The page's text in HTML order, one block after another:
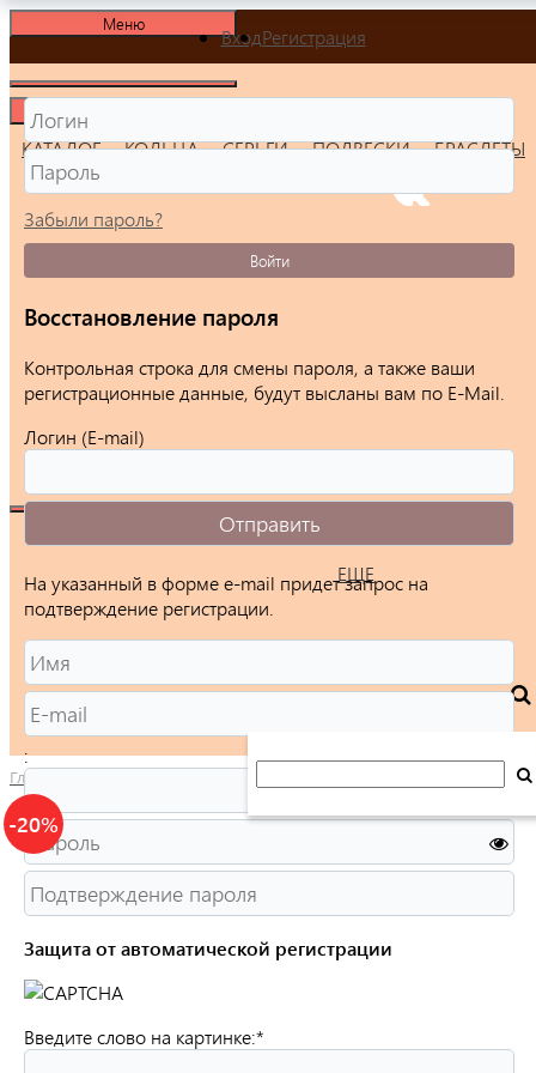
Меню
КАТАЛОГ КОЛЬЦА СЕРЬГИ ПОДВЕСКИ БРАСЛЕТЫ
ЕЩЕ
Главная (636853)
-20%
ВходРегистрация
Забыли пароль?
Войти
Восстановление пароля
Контрольная строка для смены пароля, а также ваши
регистрационные данные, будут высланы вам по E-Mail.
Логин (E-mail)
На указанный в форме e-mail придет запрос на
подтверждение регистрации.
:
Защита от автоматической регистрации
Введите слово на картинке:*